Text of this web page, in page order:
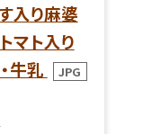
り麻婆
マト入り
牛乳
JPG